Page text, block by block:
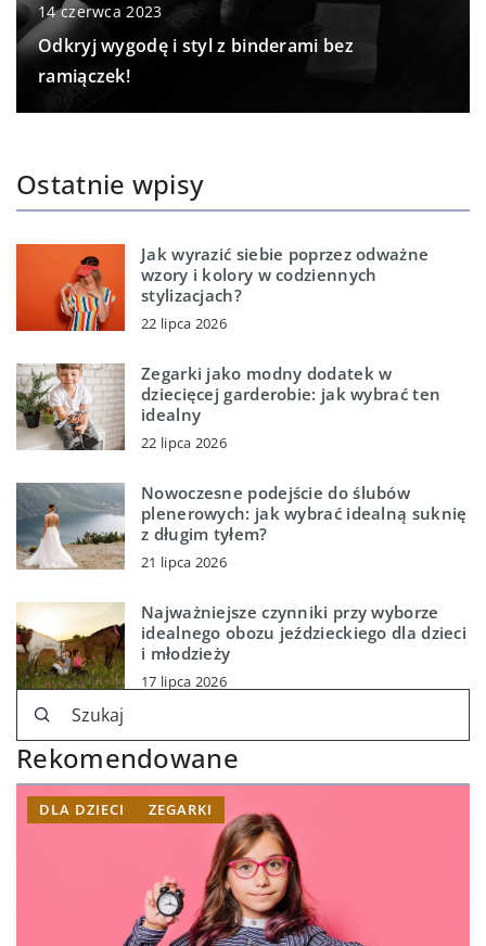
14 czerwca 2023
Odkryj wygodę i styl z binderami bez
ramiączek!
Ostatnie wpisy
Jak wyrazić siebie poprzez odważne
wzory i kolory w codziennych
stylizacjach?
22 lipca 2026
Zegarki jako modny dodatek w
dziecięcej garderobie: jak wybrać ten
idealny
22 lipca 2026
Nowoczesne podejście do ślubów
plenerowych: jak wybrać idealną suknię
z długim tyłem?
21 lipca 2026
Najważniejsze czynniki przy wyborze
idealnego obozu jeździeckiego dla dzieci
i młodzieży
17 lipca 2026
Rekomendowane
DLA DZIECI ZEGARKI